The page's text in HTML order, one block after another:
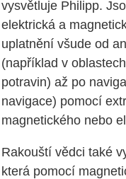
vysvětluje Philipp.
elektrická a
uplatnění všude od
(například v
potravin) až po
navigace) pomocí
magnetického nebo
Rakouští vědci také
která pomocí